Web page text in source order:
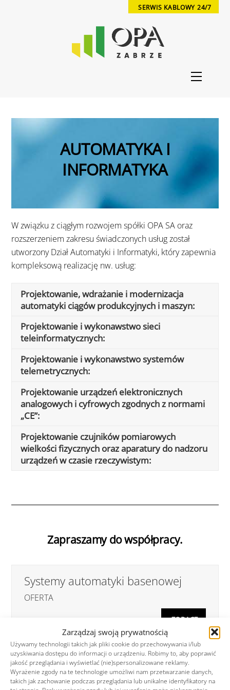
Zarządzaj swoją prywatnością
Używamy technologii takich jak pliki cookie do przechowywania i/lub
uzyskiwania dostępu do informacji o urządzeniu. Robimy to, aby poprawić
jakość przeglądania i wyświetlać (nie)spersonalizowane reklamy.
Wyrażenie zgody na te technologie umożliwi nam przetwarzanie danych,
takich jak zachowanie podczas przeglądania lub unikalne identyfikatory na
SERWIS KABLOWY 24/7
Menu
AUTOMATYKA I
INFORMATYKA
W związku z ciągłym rozwojem spółki OPA SA oraz
rozszerzeniem zakresu świadczonych usług został
utworzony Dział Automatyki i Informatyki, który zapewnia
kompleksową realizację nw. usług:
Projektowanie, wdrażanie i modernizacja
automatyki ciągów produkcyjnych i maszyn:
Projektowanie i wykonawstwo sieci
teleinformatycznych:
Projektowanie i wykonawstwo systemów
telemetrycznych:
Projektowanie urządzeń elektronicznych
analogowych i cyfrowych zgodnych z normami
„CE”:
Projektowanie czujników pomiarowych
wielkości fizycznych oraz aparatury do nadzoru
urządzeń w czasie rzeczywistym:
Zapraszamy do współpracy.
Systemy automatyki basenowej
OFERTA
ZOBACZ
OSOBA
OSOBA